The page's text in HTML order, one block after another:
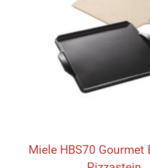
Miele HBS70 Gourmet